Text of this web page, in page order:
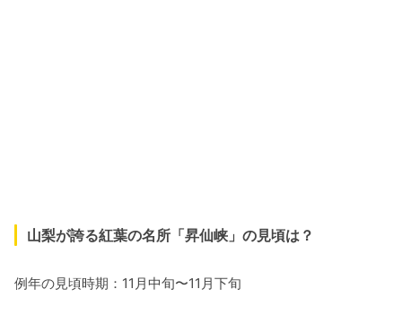
山梨が誇る紅葉の名所「昇仙峡」の見頃は？
例年の見頃時期：11月中旬〜11月下旬